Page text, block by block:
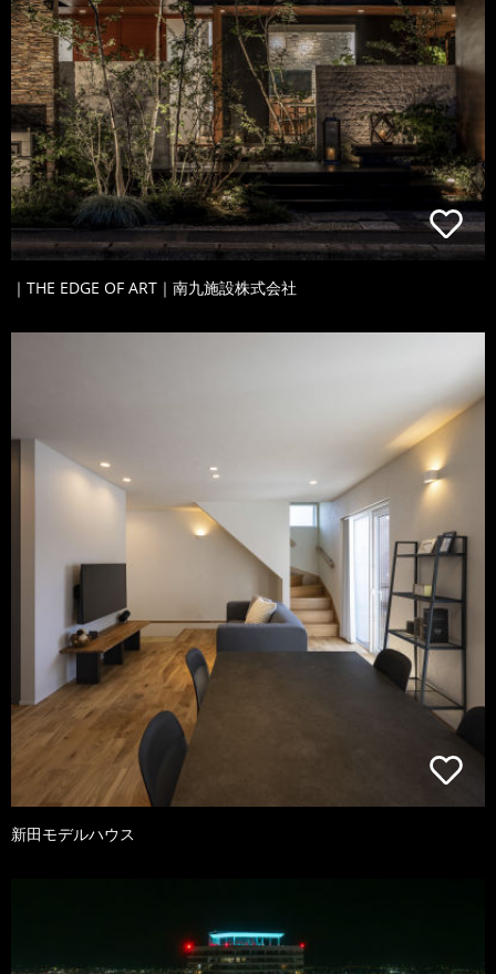
｜THE EDGE OF ART｜南九施設株式会社
新田モデルハウス